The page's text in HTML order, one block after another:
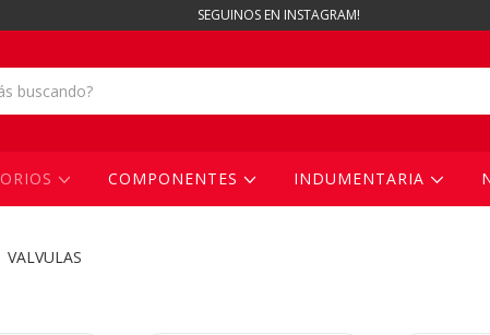
SEGUINOS EN INSTAGRAM!
COMPONENTES INDUMENTARIA
VALVULAS